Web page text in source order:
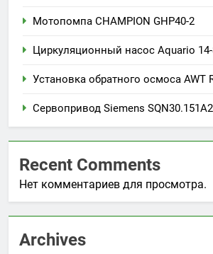
Мотопомпа CHAMPION GHP40-2
Циркуляционный насос Aquario 14-
Установка обратного осмоса AWT
Сервопривод Siemens
Recent Comments
Нет комментариев для просмотра.
Archives